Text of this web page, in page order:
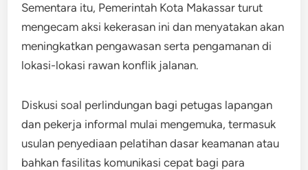
Sementara itu, Pemerintah Kota Makassar turut
mengecam aksi kekerasan ini dan menyatakan akan
meningkatkan pengawasan serta pengamanan di
lokasi-lokasi rawan konflik jalanan.
Diskusi soal perlindungan bagi petugas lapangan
dan pekerja informal mulai mengemuka, termasuk
usulan penyediaan pelatihan dasar keamanan atau
bahkan fasilitas komunikasi cepat bagi para